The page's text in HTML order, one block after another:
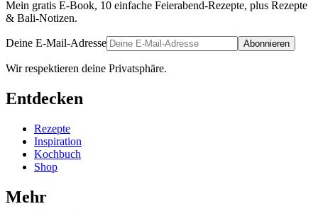
Mein gratis E-Book, 10 einfache Feierabend-Rezepte, plus Rezepte
& Bali-Notizen.
Deine E-Mail-Adresse Abonnieren
Wir respektieren deine Privatsphäre.
Entdecken
Rezepte
Inspiration
Kochbuch
Shop
Mehr